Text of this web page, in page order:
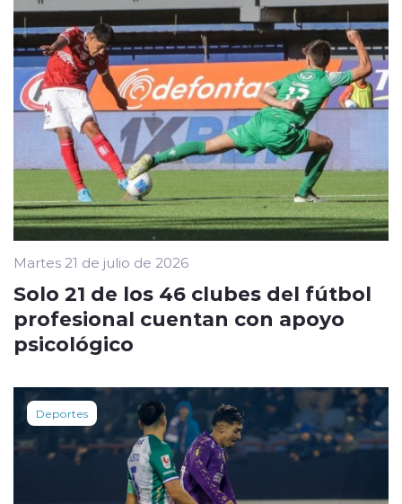
Martes 21 de julio de 2026
Solo 21 de los 46 clubes del fútbol
profesional cuentan con apoyo
psicológico
Deportes